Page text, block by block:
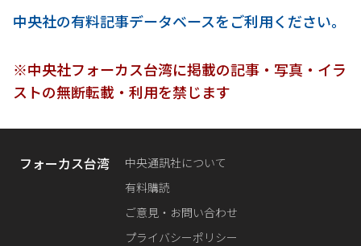
中央社の有料記事データベースをご利用ください。
※中央社フォーカス台湾に掲載の記事・写真・イラ
ストの無断転載・利用を禁じます
フォーカス台湾
中央通訊社について
有料購読
ご意見・お問い合わせ
プライバシーポリシー